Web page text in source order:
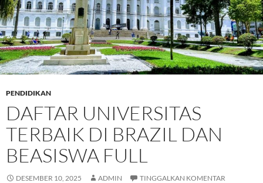
PENDIDIKAN
DAFTAR UNIVERSITAS
TERBAIK DI BRAZIL DAN
BEASISWA FULL
DESEMBER 10, 2025 ADMIN TINGGALKAN KOMENTAR